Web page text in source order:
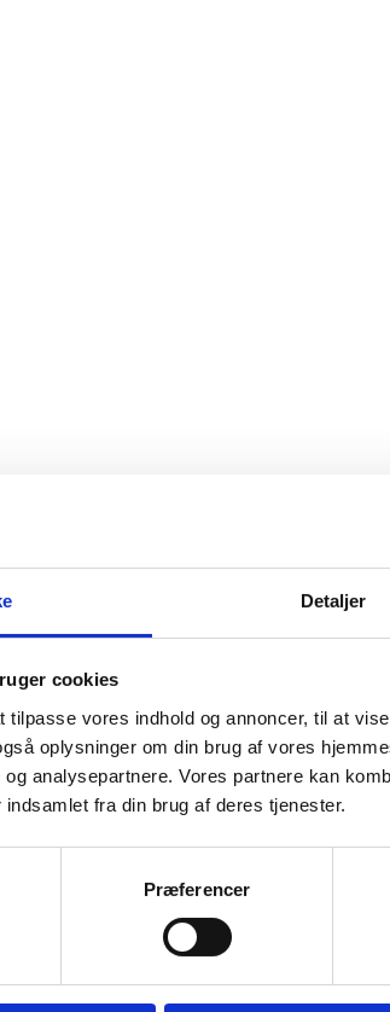
Detaljer
cookies
tilpasse vores indhold og annoncer, til at
oplysninger om din brug af vores
analysepartnere. Vores partnere kan
fra din brug af deres tjenester.
Præferencer
markdrift gennem GPS,
GPS-løsninger, maskiner og datasystemer til